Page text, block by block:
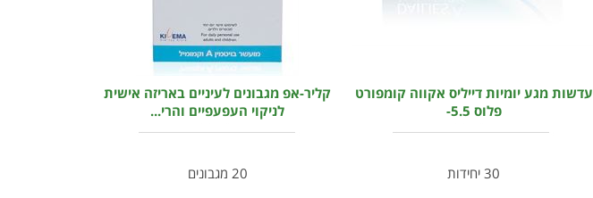
עדשות מגע יומיות דייליס אקווה קומפורט
פלוס 5.5-
30 יחידות
קליר-אפ מגבונים לעיניים באריזה אישית
לניקוי העפעפיים והרי...
20 מגבונים